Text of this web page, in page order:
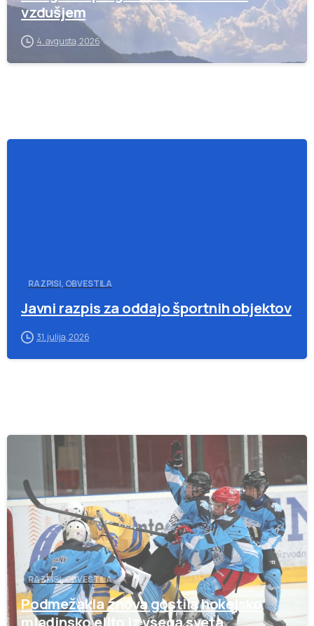
vzdušjem
4. avgusta, 2026
RAZPISI, OBVESTILA
Javni razpis za oddajo športnih objektov
31. julija, 2026
RAZPISI, OBVESTILA
Podmežakla znova gostila hokejsko
mladinsko elito iz vsega sveta